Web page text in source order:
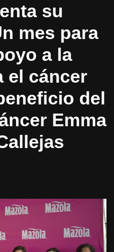
su
mes para
a la
el cáncer
del
Emma